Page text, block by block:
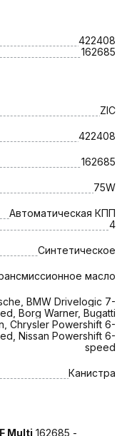
422408
162685
ZIC
422408
162685
75W
Автоматическая КПП
4
Синтетическое
масло
BMW Drivelogic 7-
Borg Warner, Bugatti
Chrysler Powershift 6-
Nissan Powershift 6-
speed
Канистра
Multi 162685 -